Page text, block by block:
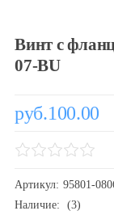
Винт с
07-BU
руб.100.00
Артикул: 95801-
Наличие:
(3)